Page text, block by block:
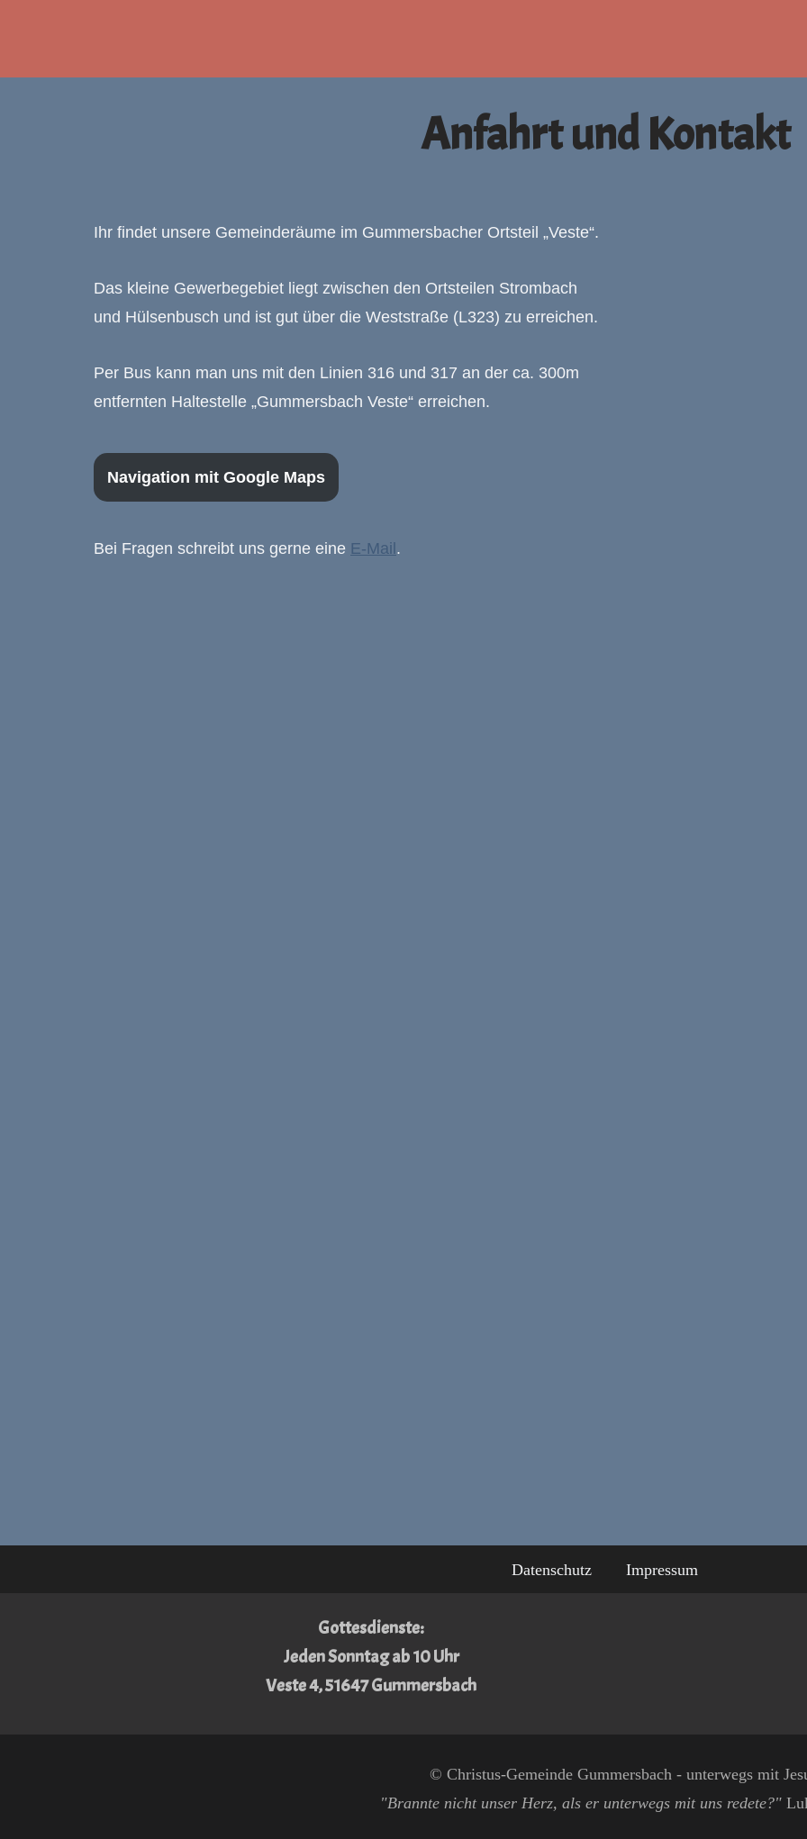
Anfahrt und Kontakt
Ihr findet unsere Gemeinderäume im Gummersbacher Ortsteil „Veste“.
Das kleine Gewerbegebiet liegt zwischen den Ortsteilen Strombach
und Hülsenbusch und ist gut über die Weststraße (L323) zu erreichen.
Per Bus kann man uns mit den Linien 316 und 317 an der ca. 300m
entfernten Haltestelle „Gummersbach Veste“ erreichen.
Navigation mit Google Maps
Bei Fragen schreibt uns gerne eine E-Mail.
Datenschutz Impressum
Gottesdienste:
Jeden Sonntag ab 10 Uhr
Veste 4, 51647 Gummersbach
© Christus-Gemeinde Gummersbach - unterwegs mit
"Brannte nicht unser Herz, als er unterwegs mit uns redete?"